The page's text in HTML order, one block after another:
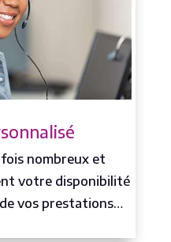
nombreux et
votre disponibilité
vos prestations…